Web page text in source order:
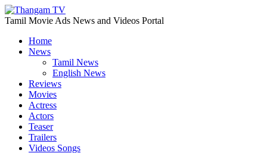
Tamil Movie Ads News and Videos Portal
Home
News
Tamil News
English News
Reviews
Movies
Actress
Actors
Teaser
Trailers
Videos Songs